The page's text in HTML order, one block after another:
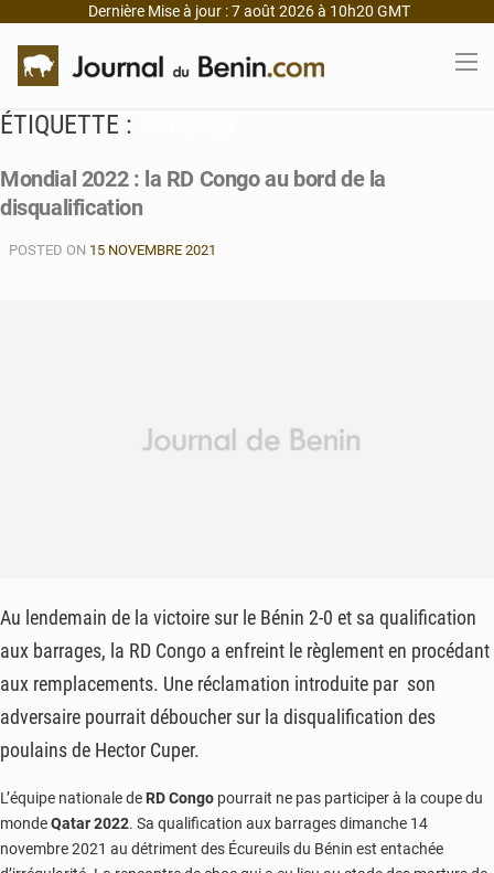
Dernière Mise à jour : 7 août 2026 à 10h20 GMT
ÉTIQUETTE :
Mondial 2022 : la RD Congo au bord de la
disqualification
POSTED ON 15 NOVEMBRE 2021
Au lendemain de la victoire sur le Bénin 2-0 et sa qualification
aux barrages, la RD Congo a enfreint le règlement en procédant
aux remplacements. Une réclamation introduite par son
adversaire pourrait déboucher sur la disqualification des
poulains de Hector Cuper.
L’équipe nationale de RD Congo pourrait ne pas participer à la coupe du
mondeQatar 2022. Sa qualification aux barrages dimanche 14
novembre 2021 au détriment des Écureuils du Bénin est entachée